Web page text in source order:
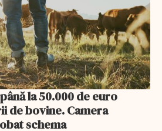
la 50.000 de euro
de bovine. Camera
schema